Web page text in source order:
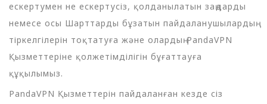
ескертумен не ескертусіз, қолданылатын заңдарды
немесе осы Шарттарды бұзатын пайдаланушылардың
тіркелгілерін тоқтатуға және олардың PandaVPN
Қызметтеріне қолжетімділігін бұғаттауға
құқылымыз.
PandaVPN Қызметтерін пайдаланған кезде сіз